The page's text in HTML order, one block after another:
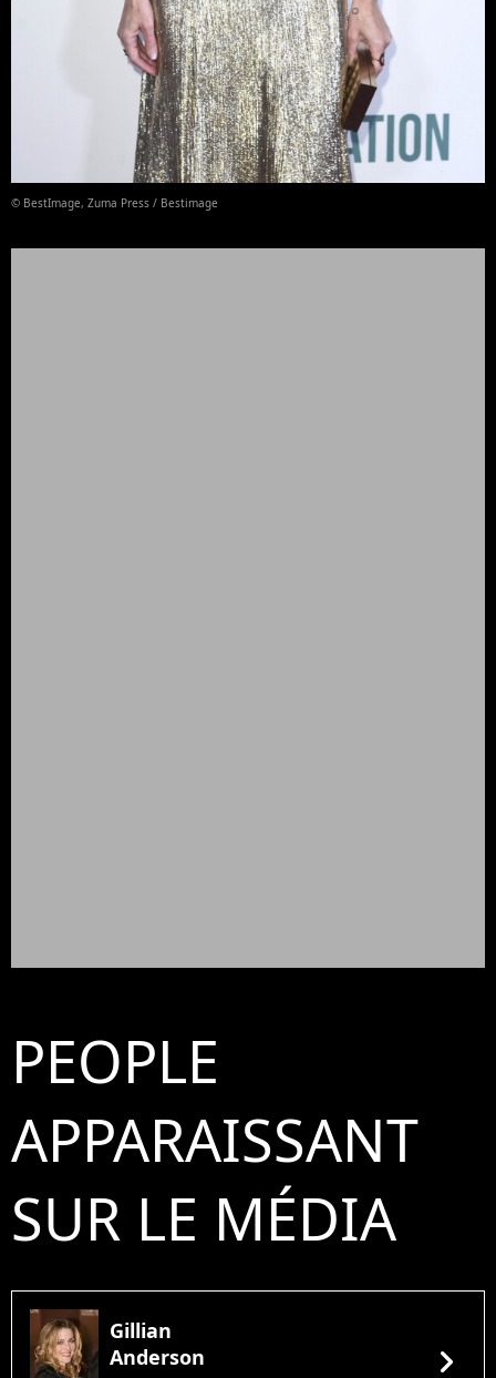
© BestImage, Zuma Press / Bestimage
PEOPLE
APPARAISSANT
SUR LE MÉDIA
Gillian
Anderson
chevron_right